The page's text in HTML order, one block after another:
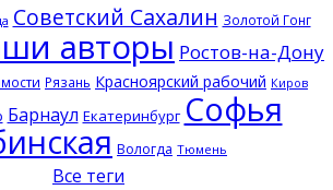
Советский Сахалин Золотой Гонг
авторы Ростов-на-Дону
Рязань Красноярский рабочий Киров
Барнаул Екатеринбург Софья
Вологда Тюмень
Все теги